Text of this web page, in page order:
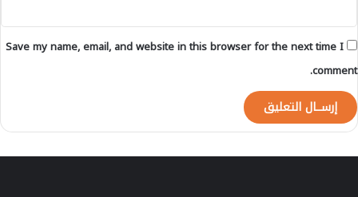
Save my name, email, and website in this browser for the next time I
comment.